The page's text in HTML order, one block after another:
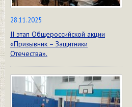
28.11.2025
II этап Общероссийской акции
«Призывник – Защитники
Отечества».